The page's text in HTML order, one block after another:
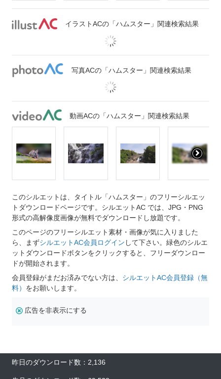
イラストACの「ハムスター」関連検索結果
写真ACの「ハムスター」関連検索結果
動画ACの「ハムスター」関連検索結果
このシルエットは、タイトル「ハムスター」のフリーシルエッ
トダウンロードページです。シルエットAC では、JPG・PNG
形式の高解像度画像が無料でダウンロードし放題です。
このページのフリーシルエット素材・画像が気に入りました
ら、まずシルエットAC会員ログイン して下さい。緑色のシルエ
ットダウンロードボタンをクリックすると、フリーダウンロー
ドが開始されます。
会員登録がまだお済みでない方は、 シルエットAC会員登録（無
料） をお願いします。
広告を非表示にする
昨日のダウンロード数：2,136